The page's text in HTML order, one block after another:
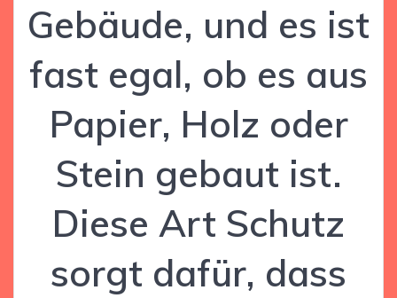
Gebäude, und es ist
fast egal, ob es aus
Papier, Holz oder
Stein gebaut ist.
Diese Art Schutz
sorgt dafür, dass